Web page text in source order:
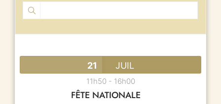
21 JUIL
11h50 - 16h00
FÊTE NATIONALE